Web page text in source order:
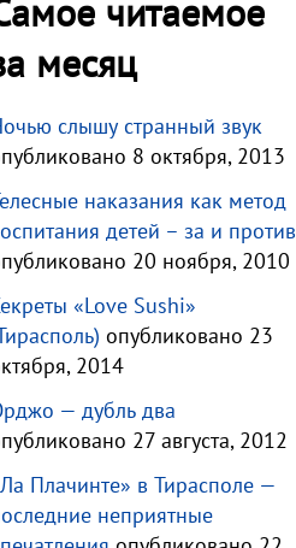
читаемое
месяц
слышу странный звук
8 октября, 2013
наказания как метод
детей – за и против
20 ноября, 2010
«Love Sushi»
опубликовано 23
2014
— дубль два
27 августа, 2012
Плачинте» в Тирасполе —
неприятные